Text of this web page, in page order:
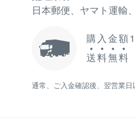
日本郵便、ヤマト運輸
購入金額
送料無料
通常、ご入金確認後、翌営業日